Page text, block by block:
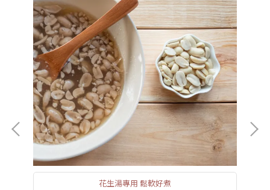
花生湯專用 鬆軟好煮